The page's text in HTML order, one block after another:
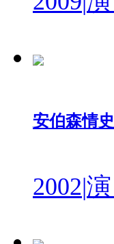
安伯森情史
2002|